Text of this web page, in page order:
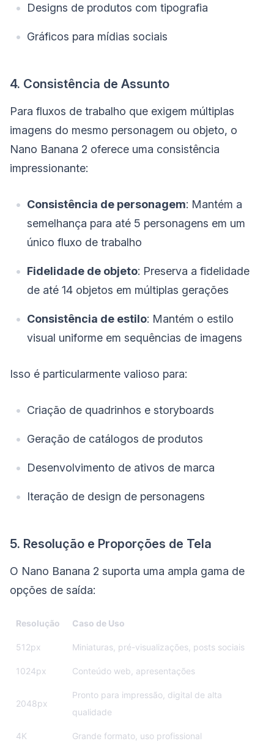
Designs de produtos com tipografia
Gráficos para mídias sociais
4. Consistência de Assunto
Para fluxos de trabalho que exigem múltiplas
imagens do mesmo personagem ou objeto, o
Nano Banana 2 oferece uma consistência
impressionante:
Consistência de personagem: Mantém a
semelhança para até 5 personagens em um
único fluxo de trabalho
Fidelidade de objeto: Preserva a fidelidade
de até 14 objetos em múltiplas gerações
Consistência de estilo: Mantém o estilo
visual uniforme em sequências de imagens
Isso é particularmente valioso para:
Criação de quadrinhos e storyboards
Geração de catálogos de produtos
Desenvolvimento de ativos de marca
Iteração de design de personagens
5. Resolução e Proporções de Tela
O Nano Banana 2 suporta uma ampla gama de
opções de saída:
Resolução Caso de Uso
512px Miniaturas, pré-visualizações, posts sociais
1024px Conteúdo web, apresentações
2048px
Pronto para impressão, digital de alta
qualidade
4K Grande formato, uso profissional